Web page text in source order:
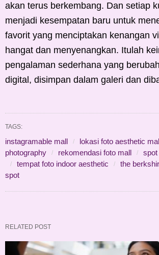
akan terus berkembang. Dan setiap
menjadi kesempatan baru untuk
favorit yang menciptakan kenangan
hangat dan menyenangkan. Itulah
pengalaman sederhana yang
digital, disimpan dalam galeri dan
TAGS:
instagramable mall lokasi foto aesthetic
photography
rekomendasi foto mall
spot
tempat foto indoor aesthetic
the
spot
RELATED POST